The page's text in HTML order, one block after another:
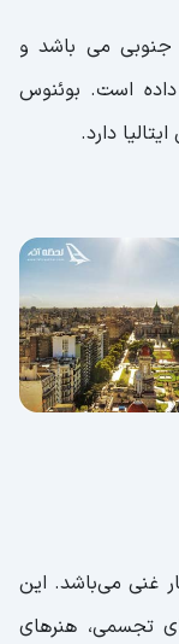
جنوبی می باشد و
است. بوئنوس
دارد.
غنی می‌باشد. این
تجسمی، هنرهای